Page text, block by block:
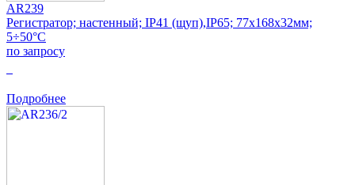
AR239
Регистратор; настенный; IP41 (щуп),IP65; 77x168x32мм;
5÷50°C
по запросу
Подробнее